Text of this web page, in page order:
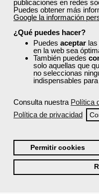
publicaciones en redes
Puedes obtener más
Google la información
¿Qué puedes hacer?
Puedes aceptar
en la web sea
También puedes
solo aquellas que
no seleccionas
indispensables
Consulta nuestra Política
Política de privacidad
Permitir cookies
Los 7 hábitos de una
Escrito porSara Nuñez
¿A qué viene un título tan
llamado Sócrates
Desde entonces se ha
idiomas. Este libro trata de